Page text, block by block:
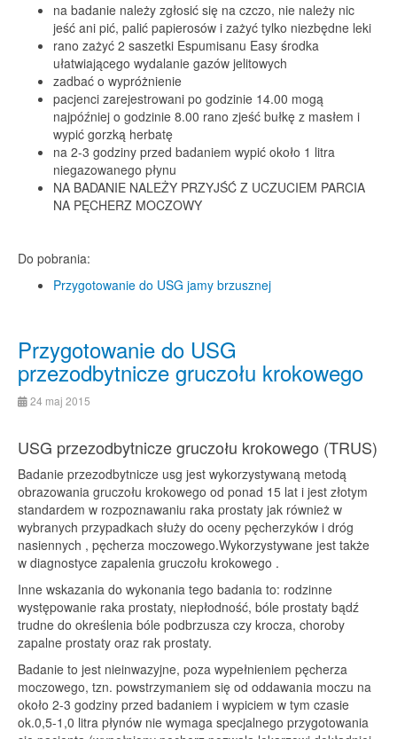
na badanie należy zgłosić się na czczo, nie należy nic
jeść ani pić, palić papierosów i zażyć tylko niezbędne leki
rano zażyć 2 saszetki Espumisanu Easy środka
ułatwiającego wydalanie gazów jelitowych
zadbać o wypróżnienie
pacjenci zarejestrowani po godzinie 14.00 mogą
najpóźniej o godzinie 8.00 rano zjeść bułkę z masłem i
wypić gorzką herbatę
na 2-3 godziny przed badaniem wypić około 1 litra
niegazowanego płynu
NA BADANIE NALEŻY PRZYJŚĆ Z UCZUCIEM PARCIA
NA PĘCHERZ MOCZOWY
Do pobrania:
Przygotowanie do USG jamy brzusznej
Przygotowanie do USG
przezodbytnicze gruczołu krokowego
24 maj 2015
USG przezodbytnicze gruczołu krokowego (TRUS)
Badanie przezodbytnicze usg jest wykorzystywaną metodą
obrazowania gruczołu krokowego od ponad 15 lat i jest złotym
standardem w rozpoznawaniu raka prostaty jak również w
wybranych przypadkach służy do oceny pęcherzyków i dróg
nasiennych , pęcherza moczowego.Wykorzystywane jest także
w diagnostyce zapalenia gruczołu krokowego .
Inne wskazania do wykonania tego badania to: rodzinne
występowanie raka prostaty, niepłodność, bóle prostaty bądź
trudne do określenia bóle podbrzusza czy krocza, choroby
zapalne prostaty oraz rak prostaty.
Badanie to jest nieinwazyjne, poza wypełnieniem pęcherza
moczowego, tzn. powstrzymaniem się od oddawania moczu na
około 2-3 godziny przed badaniem i wypiciem w tym czasie
ok.0,5-1,0 litra płynów nie wymaga specjalnego przygotowania